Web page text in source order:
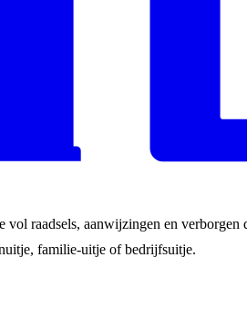
vol raadsels, aanwijzingen en
familie-uitje of bedrijfsuitje.